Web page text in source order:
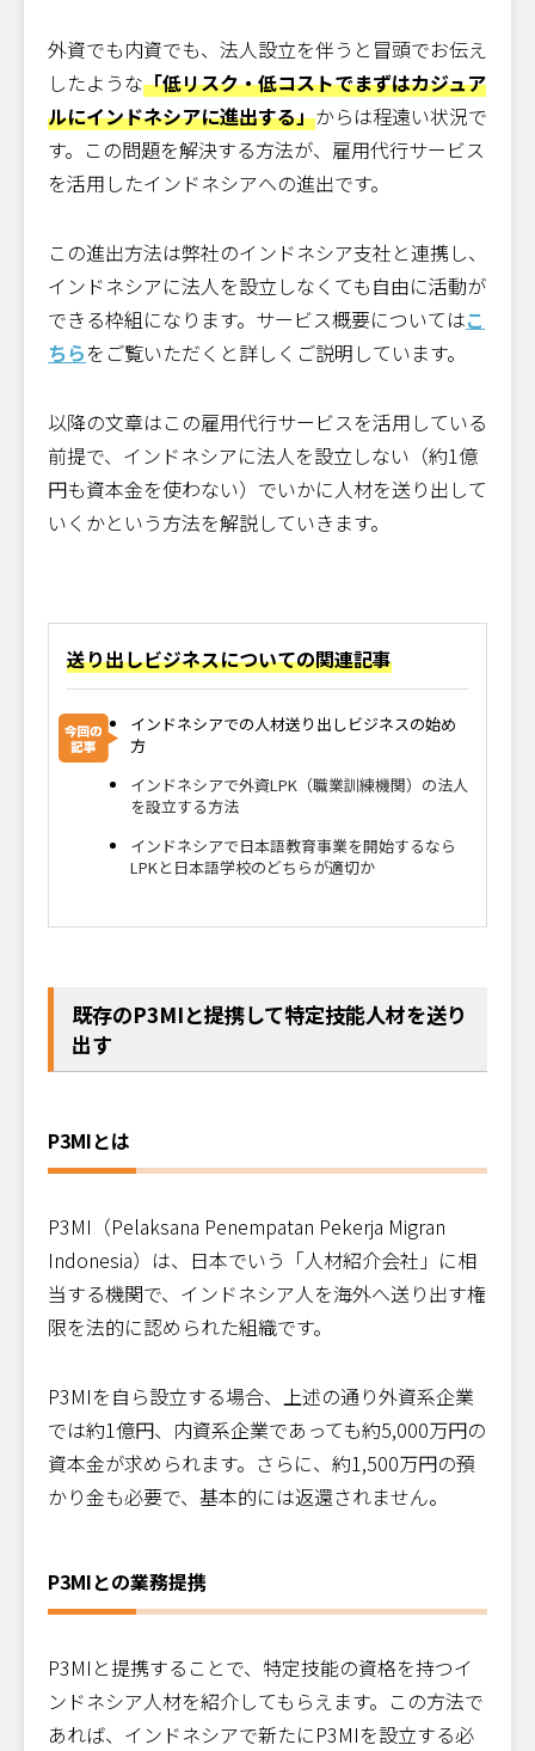
外資でも内資でも、法人設立を伴うと冒頭でお伝え
したような「低リスク・低コストでまずはカジュア
ルにインドネシアに進出する」からは程遠い状況で
す。この問題を解決する方法が、雇用代行サービス
を活用したインドネシアへの進出です。
この進出方法は弊社のインドネシア支社と連携し、
インドネシアに法人を設立しなくても自由に活動が
できる枠組になります。サービス概要についてはこ
ちらをご覧いただくと詳しくご説明しています。
以降の文章はこの雇用代行サービスを活用している
前提で、インドネシアに法人を設立しない（約1億
円も資本金を使わない）でいかに人材を送り出して
いくかという方法を解説していきます。
送り出しビジネスについての関連記事
インドネシアでの人材送り出しビジネスの始め
方
インドネシアで外資LPK（職業訓練機関）の法人
を設立する方法
インドネシアで日本語教育事業を開始するなら
LPKと日本語学校のどちらが適切か
既存のP3MIと提携して特定技能人材を送り
出す
P3MIとは
P3MI（Pelaksana Penempatan Pekerja Migran
Indonesia）は、日本でいう「人材紹介会社」に相
当する機関で、インドネシア人を海外へ送り出す権
限を法的に認められた組織です。
P3MIを自ら設立する場合、上述の通り外資系企業
では約1億円、内資系企業であっても約5,000万円の
資本金が求められます。さらに、約1,500万円の預
かり金も必要で、基本的には返還されません。
P3MIとの業務提携
P3MIと提携することで、特定技能の資格を持つイ
ンドネシア人材を紹介してもらえます。この方法で
あれば、インドネシアで新たにP3MIを設立する必